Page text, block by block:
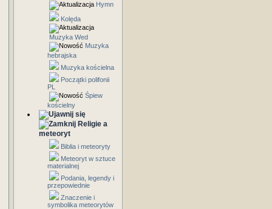
Hymn
Kolęda
Muzyka Wed
Muzyka
hebrajska
Muzyka kościelna
Początki polifonii
PL
Śpiew
kościelny
Religie a
meteoryt
Biblia i meteoryty
Meteoryt w sztuce
materialnej
Podania, legendy i
przepowiednie
Znaczenie i
symbolika meteorytów